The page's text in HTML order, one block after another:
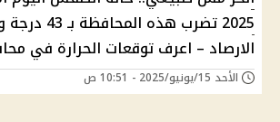
2025 تضرب
الارصاد – اعرف توقعات الحرارة في
الأحد 15/يونيو/2025 - 10:51 ص